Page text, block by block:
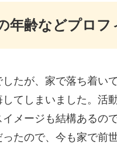
年齢などプロフ
たが、家で落ち着い
てしまいました。活
メージも結構あるの
たので、今も家で前